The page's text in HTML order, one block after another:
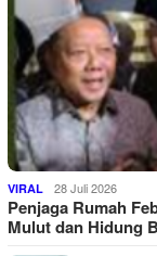
VIRAL 28 Juli 2026
Penjaga Rumah
Mulut dan Hidung